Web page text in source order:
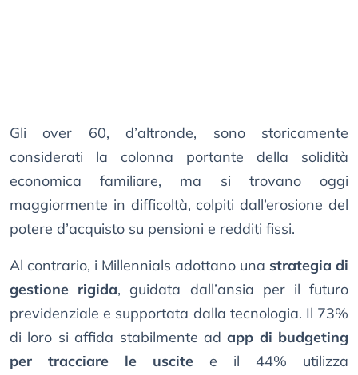
Gli over 60, d’altronde, sono storicamente
considerati la colonna portante della solidità
economica familiare, ma si trovano oggi
maggiormente in difficoltà, colpiti dall’erosione del
potere d’acquisto su pensioni e redditi fissi.
Al contrario, i Millennials adottano una strategia di
gestione rigida, guidata dall’ansia per il futuro
previdenziale e supportata dalla tecnologia. Il 73%
di loro si affida stabilmente adapp di budgeting
per tracciare le uscite e il 44% utilizza